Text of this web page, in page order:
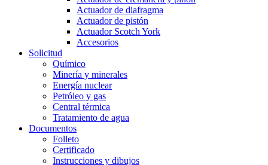
Actuador de diafragma
Actuador de pistón
Actuador Scotch York
Accesorios
Solicitud
Químico
Minería y minerales
Energía nuclear
Petróleo y gas
Central térmica
Tratamiento de agua
Documentos
Folleto
Certificado
Instrucciones y dibujos